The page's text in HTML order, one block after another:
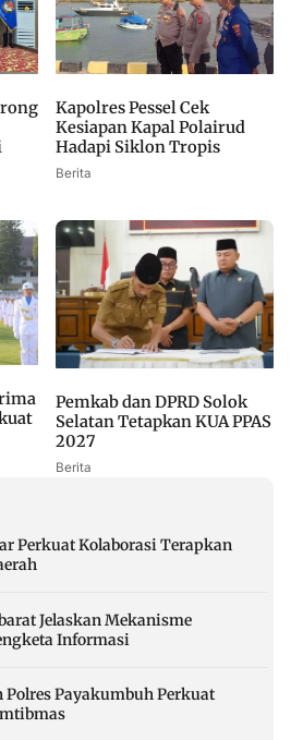
Kapolres Pessel Cek
Kesiapan Kapal Polairud
Hadapi Siklon Tropis
Berita
Pemkab dan DPRD Solok
Selatan Tetapkan KUA PPAS
2027
Berita
Perkuat Kolaborasi Terapkan
Jelaskan Mekanisme
Informasi
Polres Payakumbuh Perkuat